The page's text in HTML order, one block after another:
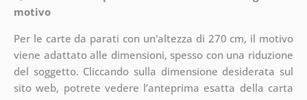
motivo
Per le carte da parati con un'altezza di 270 cm, il motivo
viene adattato alle dimensioni, spesso con una riduzione
del soggetto. Cliccando sulla dimensione desiderata sul
sito web, potrete vedere l’anteprima esatta della carta